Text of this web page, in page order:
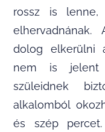
rossz is
dolog elkerülni
nem is jelent
szüleidnek
alkalomból
és szép